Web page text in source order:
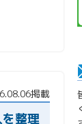
掲載
整理